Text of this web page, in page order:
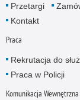
Przetargi
Kontakt
Praca
Rekrutacja do
Praca w Policji
Komunikacja Wewnętrzna